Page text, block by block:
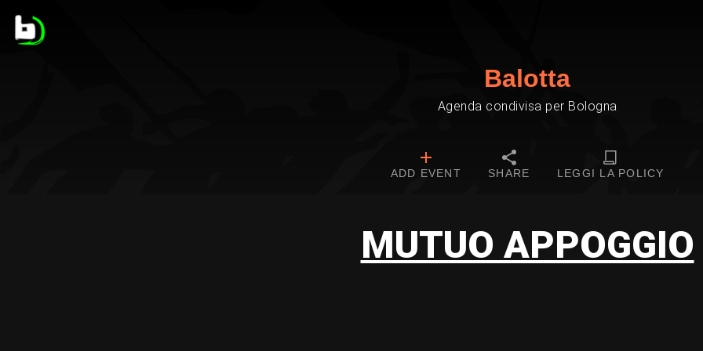
Balotta
Agenda condivisa per Bologna
ADD EVENT SHARE LEGGI LA POLICY
MUTUO APPOGGIO